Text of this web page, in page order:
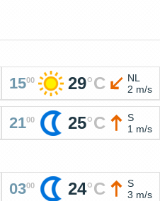
1500 29°C
NL
2 m/s
2100 25°C
S
1 m/s
0300 24°C
S
3 m/s